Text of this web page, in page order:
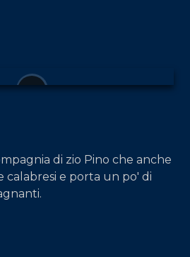
di zio Pino che anche
calabresi e porta un po' di